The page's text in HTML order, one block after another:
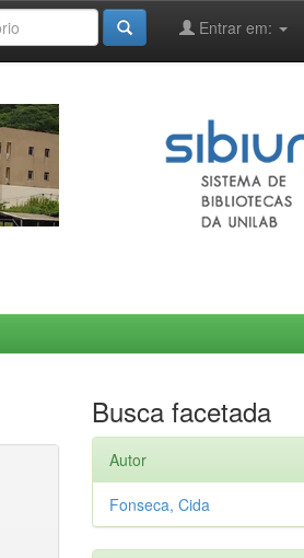
Entrar em:
Busca facetada
Autor
Fonseca, Cida